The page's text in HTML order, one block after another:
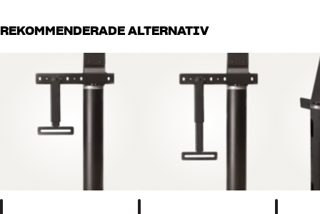
REKOMMENDERADE ALTERNATIV